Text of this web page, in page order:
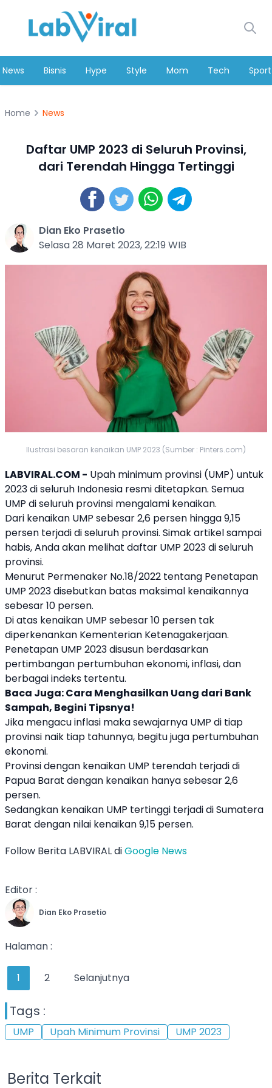
News Bisnis Hype Style Mom Tech Sport
Home News
Daftar UMP 2023 di Seluruh Provinsi,
dari Terendah Hingga Tertinggi
Dian Eko Prasetio
Selasa 28 Maret 2023, 22:19 WIB
Ilustrasi besaran kenaikan UMP 2023 (Sumber : Pinters.com)
LABVIRAL.COM - Upah minimum provinsi (UMP) untuk
2023 di seluruh Indonesia resmi ditetapkan. Semua
UMP di seluruh provinsi mengalami kenaikan.
Dari kenaikan UMP sebesar 2,6 persen hingga 9,15
persen terjadi di seluruh provinsi. Simak artikel sampai
habis, Anda akan melihat daftar UMP 2023 di seluruh
provinsi.
Menurut Permenaker No.18/2022 tentang Penetapan
UMP 2023 disebutkan batas maksimal kenaikannya
sebesar 10 persen.
Di atas kenaikan UMP sebesar 10 persen tak
diperkenankan Kementerian Ketenagakerjaan.
Penetapan UMP 2023 disusun berdasarkan
pertimbangan pertumbuhan ekonomi, inflasi, dan
berbagai indeks tertentu.
Baca Juga:Cara Menghasilkan Uang dari Bank
Sampah, Begini Tipsnya!
Jika mengacu inflasi maka sewajarnya UMP di tiap
provinsi naik tiap tahunnya, begitu juga pertumbuhan
ekonomi.
Provinsi dengan kenaikan UMP terendah terjadi di
Papua Barat dengan kenaikan hanya sebesar 2,6
persen.
Sedangkan kenaikan UMP tertinggi terjadi di Sumatera
Barat dengan nilai kenaikan 9,15 persen.
Follow Berita LABVIRAL diGoogle News
Editor :
Dian Eko Prasetio
Halaman :
1 2 Selanjutnya
Tags :
UMP Upah Minimum Provinsi UMP 2023
Berita Terkait